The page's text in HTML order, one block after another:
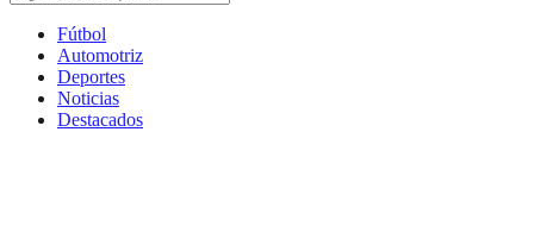
Fútbol
Automotriz
Deportes
Noticias
Destacados